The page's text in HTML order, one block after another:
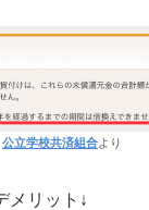
公立学校共済組合より
メリット↓